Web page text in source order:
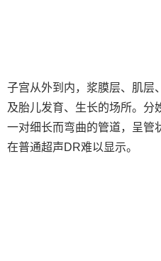
子宫从外到内，浆膜层、肌层
及胎儿发育、生长的场所。分
一对细长而弯曲的管道，呈管
在普通超声DR难以显示。